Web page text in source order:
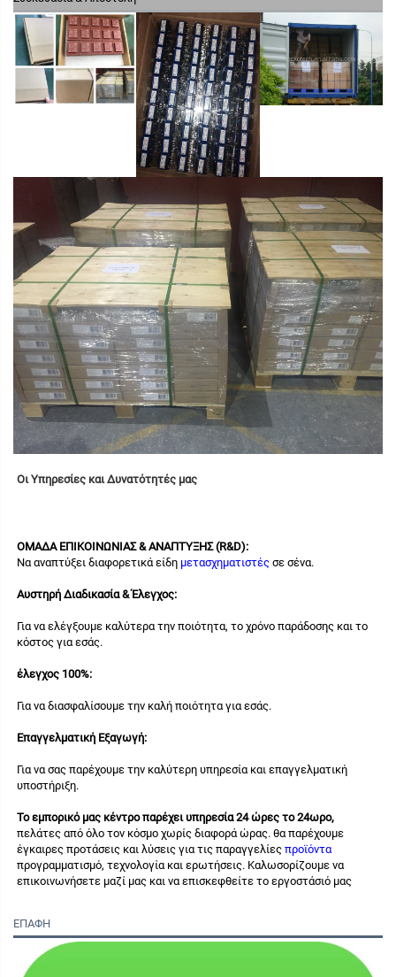
Οι Υπηρεσίες και Δυνατότητές μας
ΟΜΑΔΑ ΕΠΙΚΟΙΝΩΝΙΑΣ & ΑΝΑΠΤΥΞΗΣ (R&D):
Να αναπτύξει διαφορετικά είδη μετασχηματιστές σε σένα.
Αυστηρή Διαδικασία & Έλεγχος:
Για να ελέγξουμε καλύτερα την ποιότητα, το χρόνο παράδοσης και το
κόστος για εσάς.
έλεγχος 100%:
Για να διασφαλίσουμε την καλή ποιότητα για εσάς.
Επαγγελματική Εξαγωγή:
Για να σας παρέχουμε την καλύτερη υπηρεσία και επαγγελματική
υποστήριξη.
Το εμπορικό μας κέντρο παρέχει υπηρεσία 24 ώρες το 24ωρο,
πελάτες από όλο τον κόσμο χωρίς διαφορά ώρας. θα παρέχουμε
έγκαιρες προτάσεις και λύσεις για τις παραγγελίες προϊόντα
προγραμματισμό, τεχνολογία και ερωτήσεις. Καλωσορίζουμε να
επικοινωνήσετε μαζί μας και να επισκεφθείτε το εργοστάσιό μας
ΕΠΑΦΗ